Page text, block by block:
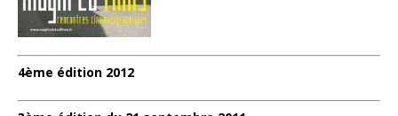
4ème édition 2012